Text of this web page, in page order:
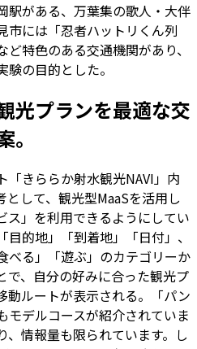
駅がある、万葉集の歌人・大伴
市には「忍者ハットリくん列
特色のある交通機関があり、
の目的とした。
光プランを最適な交
「きららか射水観光NAVI」内
して、観光型MaaSを活用し
ス」を利用できるようにしてい
的地」「到着地」「日付」、
べる」「遊ぶ」のカテゴリーか
で、自分の好みに合った観光プ
動ルートが表示される。「パン
モデルコースが紹介されていま
、情報量も限られています。し